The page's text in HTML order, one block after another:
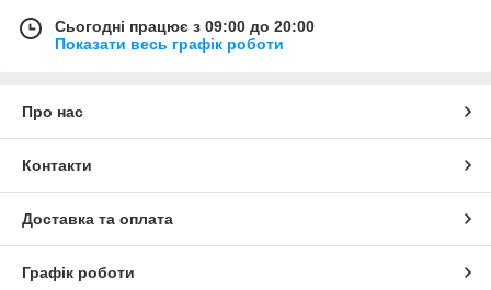
Сьогодні працює з 09:00 до 20:00
Показати весь графік роботи
Про нас
Контакти
Доставка та оплата
Графік роботи